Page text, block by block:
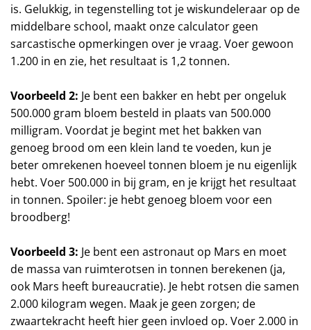
is. Gelukkig, in tegenstelling tot je wiskundeleraar op de
middelbare school, maakt onze calculator geen
sarcastische opmerkingen over je vraag. Voer gewoon
1.200 in en zie, het resultaat is 1,2 tonnen.
Voorbeeld 2: Je bent een bakker en hebt per ongeluk
500.000 gram bloem besteld in plaats van 500.000
milligram. Voordat je begint met het bakken van
genoeg brood om een klein land te voeden, kun je
beter omrekenen hoeveel tonnen bloem je nu eigenlijk
hebt. Voer 500.000 in bij gram, en je krijgt het resultaat
in tonnen. Spoiler: je hebt genoeg bloem voor een
broodberg!
Voorbeeld 3: Je bent een astronaut op Mars en moet
de massa van ruimterotsen in tonnen berekenen (ja,
ook Mars heeft bureaucratie). Je hebt rotsen die samen
2.000 kilogram wegen. Maak je geen zorgen; de
zwaartekracht heeft hier geen invloed op. Voer 2.000 in